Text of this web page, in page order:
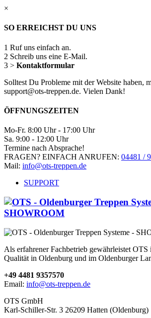
×
SO ERREICHST DU UNS
1 Ruf uns einfach an.
2 Schreib uns eine E-Mail.
3 > Kontaktformular
Solltest Du Probleme mit der Website haben,
support@ots-treppen.de. Vielen Dank!
ÖFFNUNGSZEITEN
Mo-Fr. 8:00 Uhr - 17:00 Uhr
Sa. 9:00 - 12:00 Uhr
Termine nach Absprache!
FRAGEN? EINFACH ANRUFEN: 04481 /
Mail: info@ots-treppen.de
SUPPORT
Als erfahrener Fachbetrieb gewährleistet OTS
Qualität in Oldenburg und im Oldenburger
+49 4481 9357570
Email: info@ots-treppen.de
OTS GmbH
Karl-Schiller-Str. 3 26209 Hatten (Oldenburg)